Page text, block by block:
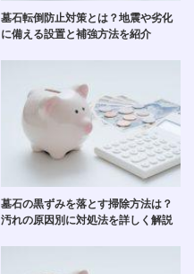
墓石転倒防止対策とは？地震や劣化
に備える設置と補強方法を紹介
墓石の黒ずみを落とす掃除方法は？
汚れの原因別に対処法を詳しく解説